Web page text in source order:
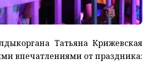
Татьяна Крижевская
впечатлениями от праздника: